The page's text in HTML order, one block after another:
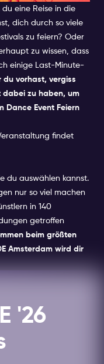
eine Reise in die
dich durch so viele
zu feiern? Oder
zu wissen, dass
einige Last-Minute-
du vorhast, vergiss
dabei zu haben, um
Dance Event Feiern
findet
du auswählen kannst.
nur so viel machen
in 140
getroffen
beim größten
Amsterdam wird dir
'26